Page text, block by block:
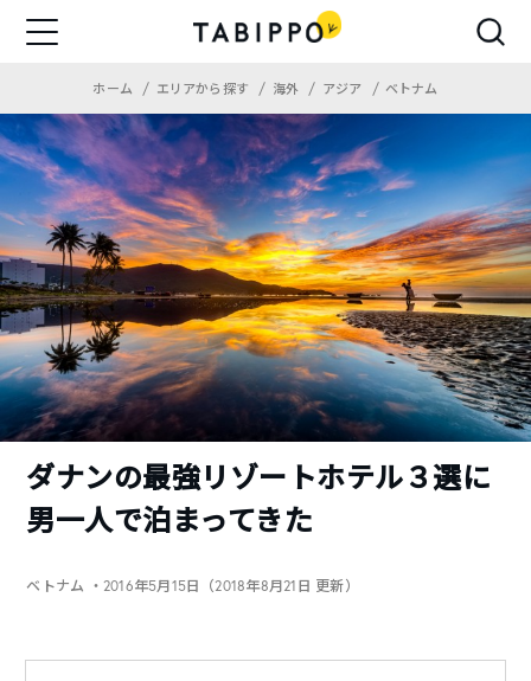
ホーム エリアから探す 海外 アジア ベトナム
ダナンの最強リゾートホテル３選に
男一人で泊まってきた
ベトナム ・2016年5月15日（2018年8月21日 更新）